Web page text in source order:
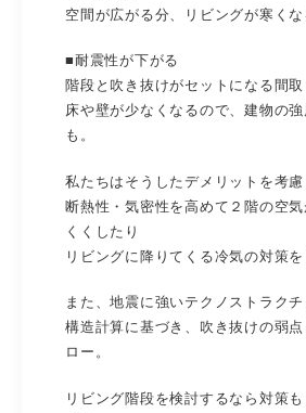
空間が広がる分、リビングが寒くな
■耐震性が下がる
階段と吹き抜けがセットになる間取
床や壁が少なくなるので、建物の
も。
私たちはそうしたデメリットを考慮
断熱性・気密性を高めて２階の空
くくしたり
リビングに降りてくる冷気の対策を
また、地震に強いテクノストラク
構造計算に基づき、吹き抜けの弱
ロー。
リビング階段を検討するなら対策